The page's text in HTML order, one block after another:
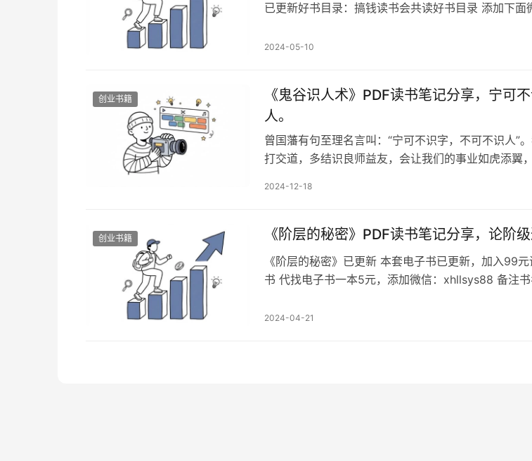
已更新好书目录：搞钱读书会共读好书目录 添加下
际关系的事 1、 一个人的言行就是他最好的名片，善
2024-05-10
创业书籍
《鬼谷识人术》PDF读书笔记分享，宁可
人。
曾国藩有句至理名言叫：“宁可不识字，不可不识人”
打交道，多结识良师益友，会让我们的事业如虎添翼
加入方法：添加微信 xhllsys…
2024-12-18
创业书籍 《阶层的秘密》PDF读书笔记分享，论阶
《阶层的秘密》已更新 本套电子书已更新，加入99
书 代找电子书一本5元，添加微信：xhllsys88 备注
人没有财富可以传承，中产的技能无法传承，唯有富
2024-04-21